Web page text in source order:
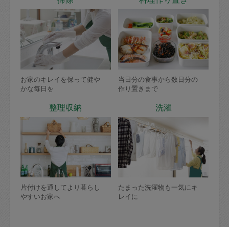
お家のキレイを保って健や
かな毎日を
当日分の食事から数日分の
作り置きまで
整理収納
片付けを通してより暮らし
やすいお家へ
洗濯
たまった洗濯物も一気にキ
レイに